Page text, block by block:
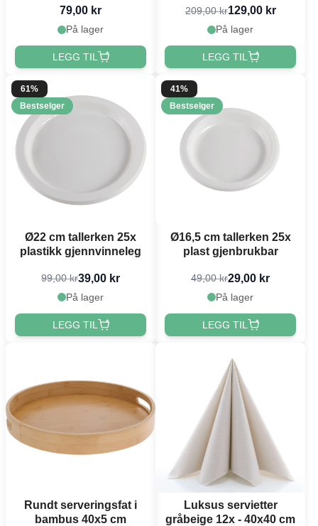
79,00 kr
På lager
LEGG TIL
209,00 kr129,00 kr
På lager
LEGG TIL
61%
Bestselger
Ø22 cm tallerken 25x
plastikk gjennvinneleg
99,00 kr39,00 kr
På lager
LEGG TIL
41%
Bestselger
Ø16,5 cm tallerken 25x
plast gjenbrukbar
49,00 kr29,00 kr
På lager
LEGG TIL
Rundt serveringsfat i
bambus 40x5 cm
Luksus servietter
gråbeige 12x - 40x40 cm